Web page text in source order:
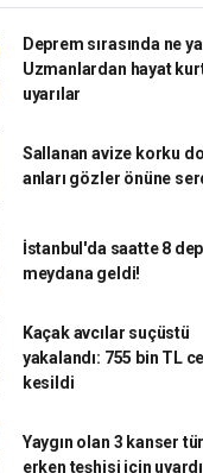
Deprem sırasında ne
Uzmanlardan hayat
uyarılar
Sallanan avize korku
anları gözler önüne
İstanbul'da saatte 8
meydana geldi!
Kaçak avcılar suçüstü
yakalandı: 755 bin TL
kesildi
Yaygın olan 3 kanser
erken teşhisi için